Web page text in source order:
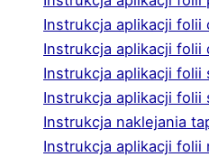
Instrukcja aplikacji folii
Instrukcja aplikacji
Instrukcja aplikacji folii
Instrukcja aplikacji folii
Instrukcja naklejania
Instrukcja aplikacji folii